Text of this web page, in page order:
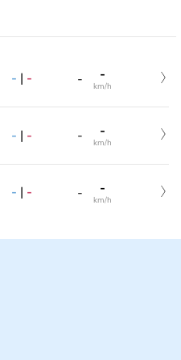
- | - - -
km/h
- | - - -
km/h
- | - - -
km/h